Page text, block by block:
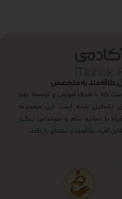
علاقه‌مند به متخصص
که با هدف آموزش و توسعه علم
تشکیل شده است. این مجموعه
با اساتید بنام و سرشناس برگزار
افراد علاقمند و مشتاق باز کند.